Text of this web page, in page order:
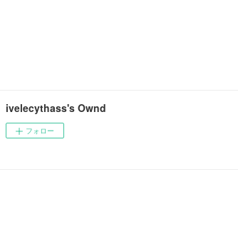
ivelecythass's Ownd
フォロー